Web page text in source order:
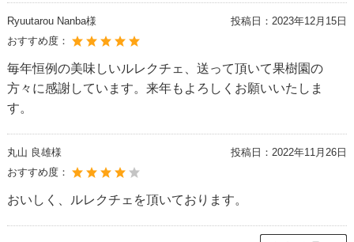
Ryuutarou Nanba様 投稿日： 2023年12月15日
おすすめ度：
毎年恒例の美味しいルレクチェ、送って頂いて果樹園の
方々に感謝しています。来年もよろしくお願いいたしま
す。
丸山 良雄様 投稿日： 2022年11月26日
おすすめ度：
おいしく、ルレクチェを頂いております。